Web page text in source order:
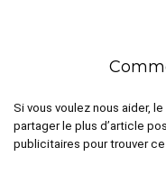
Si vous voulez nous aider,
partager le plus d’article
publicitaires pour trouver ce